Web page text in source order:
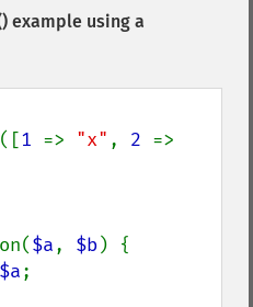
example using a
([1 => "x" , 2
$a, $b) {
$a;